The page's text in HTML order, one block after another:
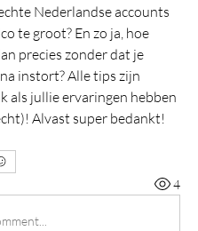
Nederlandse accounts
te groot? En zo ja, hoe
precies zonder dat je
instort? Alle tips zijn
als jullie ervaringen hebben
Alvast super bedankt!
4